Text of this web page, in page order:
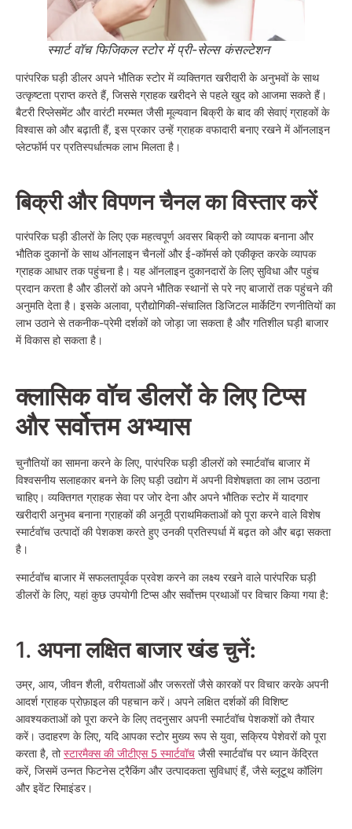
स्मार्ट वॉच फिजिकल स्टोर में प्री-सेल्स कंसल्टेशन
पारंपरिक घड़ी डीलर अपने भौतिक स्टोर में व्यक्तिगत खरीदारी के अनुभवों के साथ
उत्कृष्टता प्राप्त करते हैं, जिससे ग्राहक खरीदने से पहले खुद को आजमा सकते हैं।
बैटरी रिप्लेसमेंट और वारंटी मरम्मत जैसी मूल्यवान बिक्री के बाद की सेवाएं ग्राहकों के
विश्वास को और बढ़ाती हैं, इस प्रकार उन्हें ग्राहक वफादारी बनाए रखने में ऑनलाइन
प्लेटफॉर्म पर प्रतिस्पर्धात्मक लाभ मिलता है।
बिक्री और विपणन चैनल का विस्तार करें
पारंपरिक घड़ी डीलरों के लिए एक महत्वपूर्ण अवसर बिक्री को व्यापक बनाना और
भौतिक दुकानों के साथ ऑनलाइन चैनलों और ई-कॉमर्स को एकीकृत करके व्यापक
ग्राहक आधार तक पहुंचना है। यह ऑनलाइन दुकानदारों के लिए सुविधा और पहुंच
प्रदान करता है और डीलरों को अपने भौतिक स्थानों से परे नए बाजारों तक पहुंचने की
अनुमति देता है। इसके अलावा, प्रौद्योगिकी-संचालित डिजिटल मार्केटिंग रणनीतियों का
लाभ उठाने से तकनीक-प्रेमी दर्शकों को जोड़ा जा सकता है और गतिशील घड़ी बाजार
में विकास हो सकता है।
क्लासिकवॉच डीलरों के लिए टिप्स
और सर्वोत्तम अभ्यास
चुनौतियों का सामना करने के लिए, पारंपरिक घड़ी डीलरों को स्मार्टवॉच बाजार में
विश्वसनीय सलाहकार बनने के लिए घड़ी उद्योग में अपनी विशेषज्ञता का लाभ उठाना
चाहिए। व्यक्तिगत ग्राहक सेवा पर जोर देना और अपने भौतिक स्टोर में यादगार
खरीदारी अनुभव बनाना ग्राहकों की अनूठी प्राथमिकताओं को पूरा करने वाले विशेष
स्मार्टवॉच उत्पादों की पेशकश करते हुए उनकी प्रतिस्पर्धा में बढ़त को और बढ़ा सकता
है।
स्मार्टवॉच बाजार में सफलतापूर्वक प्रवेश करने का लक्ष्य रखने वाले पारंपरिक घड़ी
डीलरों के लिए, यहां कुछ उपयोगी टिप्स और सर्वोत्तम प्रथाओं पर विचार किया गया है:
1. अपना लक्षित बाजार खंड चुनें:
उम्र, आय, जीवन शैली, वरीयताओं और जरूरतों जैसे कारकों पर विचार करके अपनी
आदर्श ग्राहक प्रोफ़ाइल की पहचान करें। अपने लक्षित दर्शकों की विशिष्ट
आवश्यकताओं को पूरा करने के लिए तदनुसार अपनी स्मार्टवॉच पेशकशों को तैयार
करें। उदाहरण के लिए, यदि आपका स्टोर मुख्य रूप से युवा, सक्रिय पेशेवरों को पूरा
करता है, तोस्टारमैक्स की जीटीएस 5 स्मार्टवॉच जैसी स्मार्टवॉच पर ध्यान केंद्रित
करें, जिसमें उन्नत फिटनेस ट्रैकिंग और उत्पादकता सुविधाएं हैं, जैसे ब्लूटूथ कॉलिंग
और इवेंट रिमाइंडर।